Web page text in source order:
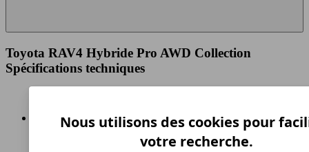
Toyota RAV4 Hybride Pro AWD Collection
Spécifications techniques
Nous utilisons des cookies pour
votre recherche.